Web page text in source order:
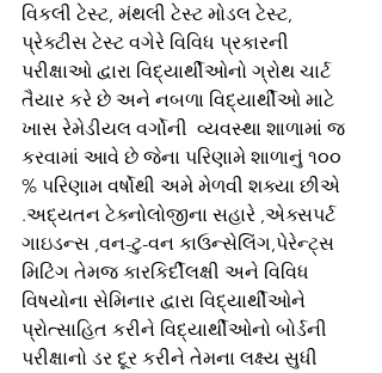
વિકલી ટેસ્ટ, મંથલી ટેસ્ટ મોડલ ટેસ્ટ,
પ્રેક્ટીસ ટેસ્ટ વગેરે વિવિધ પ્રકારની
પરીક્ષાઓ દ્વારા વિદ્યાર્થીઓનો ગ્રોથ ચાર્ટ
તૈયાર કરે છે અને નબળા વિદ્યાર્થીઓ માટે
ખાસ રેમેડીયલ વર્ગોની  વ્યવસ્થા શાળામાં જ
કરવામાં આવે છે જેના પરિણામે શાળાનું ૧૦૦
% પરિણામ વર્ષોથી અમે મેળવી શક્યા છીએ
.અદ્યતન ટેક્નોલોજીના સહારે ,એક્સપર્ટ
ગાઇડન્સ ,વન-ટુ-વન કાઉન્સેલિંગ,પેરેન્ટ્સ
મિટિંગ તેમજ કારકિર્દીલક્ષી અને વિવિધ
વિષયોના સેમિનાર દ્વારા વિદ્યાર્થીઓને
પ્રોત્સાહિત કરીને વિદ્યાર્થીઓનો બોર્ડની
પરીક્ષાનો ડર દૂર કરીને તેમના લક્ષ્ય સુધી